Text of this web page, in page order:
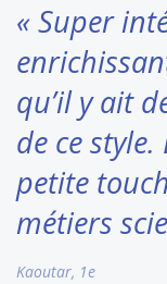
« Super
qu’il y ait
de ce
petite
métiers
Kaoutar, 1e